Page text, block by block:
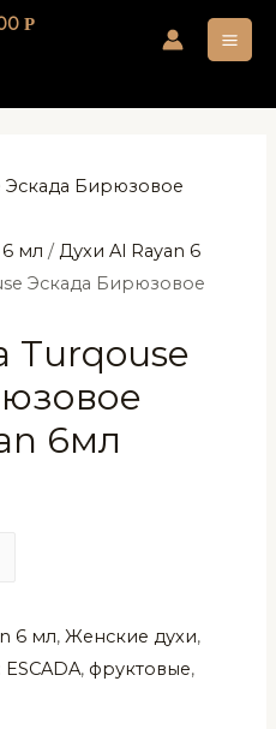
Р
мл /Духи Al Rayan 6
Эскада Бирюзовое
Turqouse
6мл
6 мл,Женские духи,
ESCADA, фруктовые,